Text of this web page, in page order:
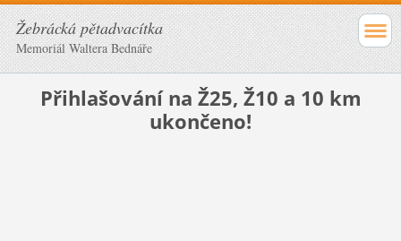
Žebrácká pětadvacítka
Memoriál Waltera Bednáře
Přihlašování na Ž25, Ž10 a 10 km
ukončeno!